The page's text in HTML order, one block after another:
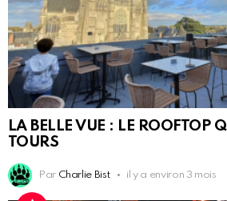
LA BELLE VUE : LE ROOFTOP
TOURS
Par Charlie Bist il y a environ 3 mois